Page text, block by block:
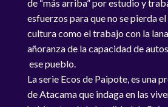
de “más arriba” por estudio y
esfuerzos para que no se pierda
cultura como el trabajo con la
añoranza de la capacidad de
ese pueblo.
La serie Ecos de Paipote, es una
de Atacama que indaga en las